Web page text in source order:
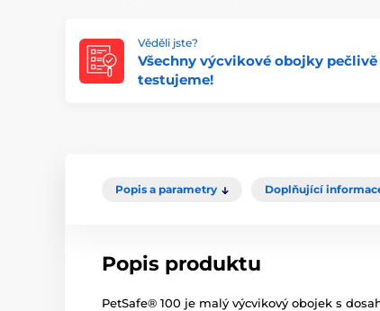
Věděli jste?
Všechny výcvikové obojky pečlivě
testujeme!
Popis a parametry Doplňující
Popis produktu
PetSafe® 100 je malý výcvikový obojek s